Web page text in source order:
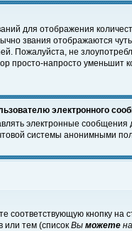
для отображения
звания отображаются
Пожалуйста, не
просто-напросто
электронного
электронные
системы анонимными
соответствующую кнопку
или тем (список Вы можете